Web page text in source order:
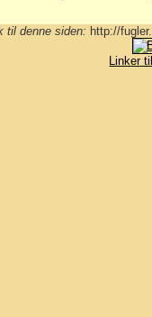
til denne siden: http://
Linker